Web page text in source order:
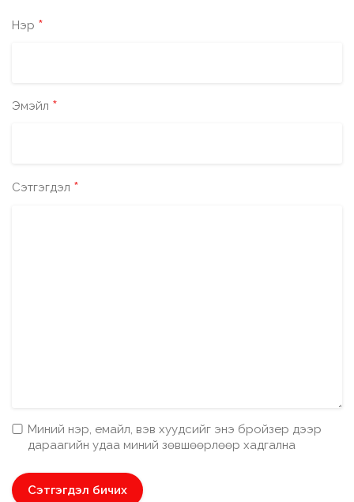
Нэр *
Эмэйл *
Сэтгэгдэл *
Миний нэр, емайл, вэв хуудсийг энэ бройзер дээр
дараагийн удаа миний зөвшөөрлөөр хадгална